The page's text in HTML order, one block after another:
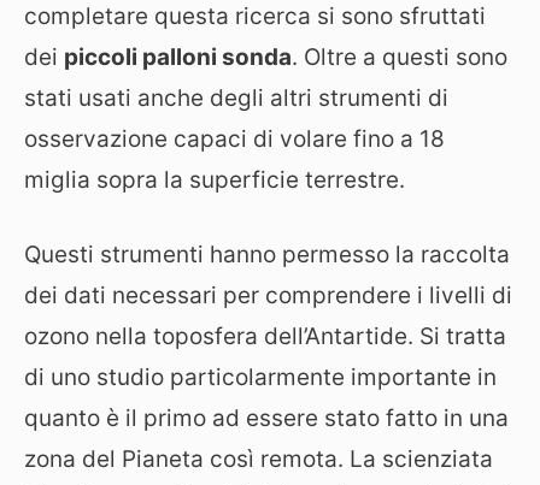
completare questa ricerca si sono sfruttati
dei piccoli palloni sonda. Oltre a questi sono
stati usati anche degli altri strumenti di
osservazione capaci di volare fino a 18
miglia sopra la superficie terrestre.
Questi strumenti hanno permesso la raccolta
dei dati necessari per comprendere i livelli di
ozono nella toposfera dell’Antartide. Si tratta
di uno studio particolarmente importante in
quanto è il primo ad essere stato fatto in una
zona del Pianeta così remota. La scienziata